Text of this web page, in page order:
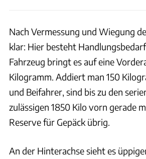
Nach Vermessung und Wiegung
klar: Hier besteht
Fahrzeug bringt es auf eine
Kilogramm. Addiert man 150
und Beifahrer, sind bis zu den
zulässigen 1850 Kilo vorn gerade
Reserve für Gepäck übrig.
An der Hinterachse sieht es